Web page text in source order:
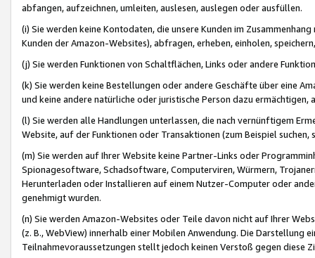
abfangen, aufzeichnen, umleiten, auslesen, auslegen oder ausfüllen.
(i) Sie werden keine Kontodaten, die unsere Kunden im
Kunden der Amazon-Websites), abfragen, erheben, einholen,
(j) Sie werden Funktionen von Schaltflächen, Links oder andere
(k) Sie werden keine Bestellungen oder andere Geschäfte über eine
und keine andere natürliche oder juristische Person dazu
(l) Sie werden alle Handlungen unterlassen, die nach vernünftigem
Website, auf der Funktionen oder Transaktionen (zum Beispiel
(m) Sie werden auf Ihrer Website keine Partner-Links oder
Spionagesoftware, Schadsoftware, Computerviren, Würmern,
Herunterladen oder Installieren auf einem Nutzer-Computer oder
genehmigt wurden.
(n) Sie werden Amazon-Websites oder Teile davon nicht auf Ihrer
(z. B., WebView) innerhalb einer Mobilen Anwendung. Die Darstellung
Teilnahmevoraussetzungen stellt jedoch keinen Verstoß gegen diese